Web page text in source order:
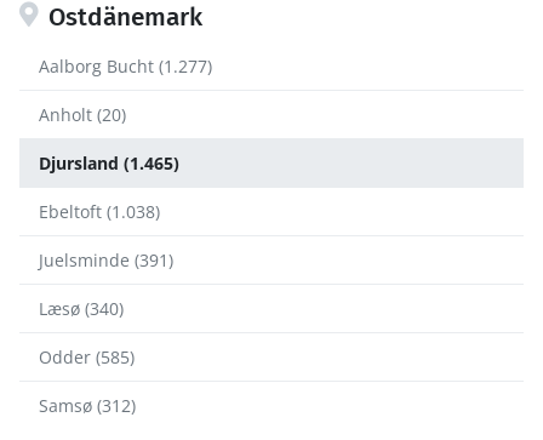
Ostdänemark
Aalborg Bucht (1.277)
Anholt (20)
Djursland (1.465)
Ebeltoft (1.038)
Juelsminde (391)
Læsø (340)
Odder (585)
Samsø (312)